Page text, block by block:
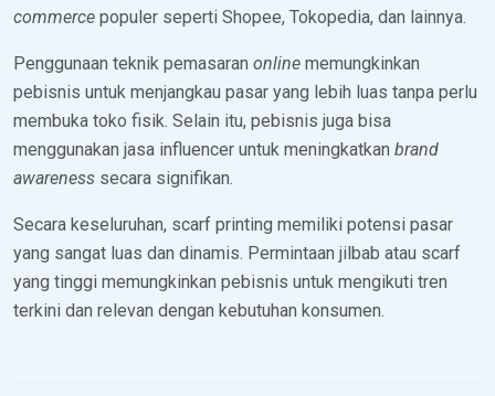
commerce populer seperti Shopee, Tokopedia, dan lainnya.
Penggunaan teknik pemasaran online memungkinkan
pebisnis untuk menjangkau pasar yang lebih luas tanpa perlu
membuka toko fisik. Selain itu, pebisnis juga bisa
menggunakan jasa influencer untuk meningkatkan brand
awareness secara signifikan.
Secara keseluruhan, scarf printing memiliki potensi pasar
yang sangat luas dan dinamis. Permintaan jilbab atau scarf
yang tinggi memungkinkan pebisnis untuk mengikuti tren
terkini dan relevan dengan kebutuhan konsumen.